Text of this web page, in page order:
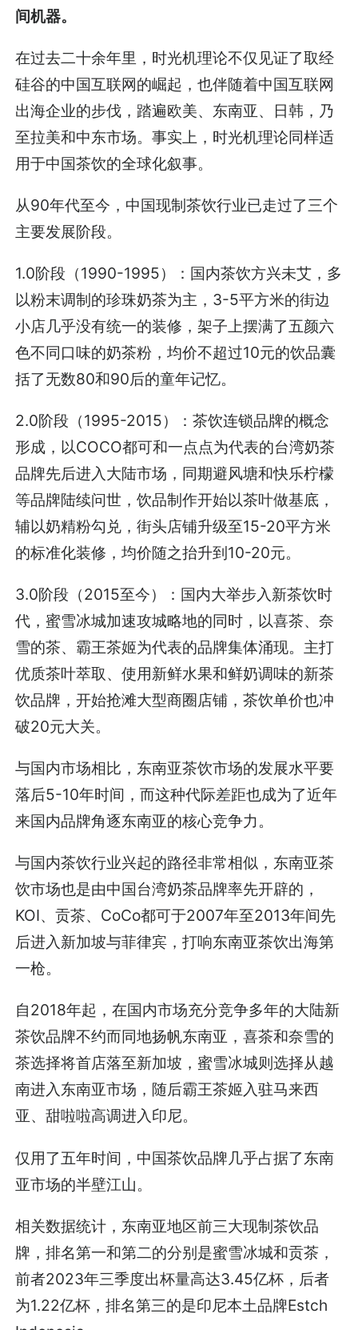
间机器。
在过去二十余年里，时光机理论不仅见证了取经
硅谷的中国互联网的崛起，也伴随着中国互联网
出海企业的步伐，踏遍欧美、东南亚、日韩，乃
至拉美和中东市场。事实上，时光机理论同样适
用于中国茶饮的全球化叙事。
从90年代至今，中国现制茶饮行业已走过了三个
主要发展阶段。
1.0阶段（1990-1995）：国内茶饮方兴未艾，多
以粉末调制的珍珠奶茶为主，3-5平方米的街边
小店几乎没有统一的装修，架子上摆满了五颜六
色不同口味的奶茶粉，均价不超过10元的饮品囊
括了无数80和90后的童年记忆。
2.0阶段（1995-2015）：茶饮连锁品牌的概念
形成，以COCO都可和一点点为代表的台湾奶茶
品牌先后进入大陆市场，同期避风塘和快乐柠檬
等品牌陆续问世，饮品制作开始以茶叶做基底，
辅以奶精粉勾兑，街头店铺升级至15-20平方米
的标准化装修，均价随之抬升到10-20元。
3.0阶段（2015至今）：国内大举步入新茶饮时
代，蜜雪冰城加速攻城略地的同时，以喜茶、奈
雪的茶、霸王茶姬为代表的品牌集体涌现。主打
优质茶叶萃取、使用新鲜水果和鲜奶调味的新茶
饮品牌，开始抢滩大型商圈店铺，茶饮单价也冲
破20元大关。
与国内市场相比，东南亚茶饮市场的发展水平要
落后5-10年时间，而这种代际差距也成为了近年
来国内品牌角逐东南亚的核心竞争力。
与国内茶饮行业兴起的路径非常相似，东南亚茶
饮市场也是由中国台湾奶茶品牌率先开辟的，
KOI、贡茶、CoCo都可于2007年至2013年间先
后进入新加坡与菲律宾，打响东南亚茶饮出海第
一枪。
自2018年起，在国内市场充分竞争多年的大陆新
茶饮品牌不约而同地扬帆东南亚，喜茶和奈雪的
茶选择将首店落至新加坡，蜜雪冰城则选择从越
南进入东南亚市场，随后霸王茶姬入驻马来西
亚、甜啦啦高调进入印尼。
仅用了五年时间，中国茶饮品牌几乎占据了东南
亚市场的半壁江山。
相关数据统计，东南亚地区前三大现制茶饮品
牌，排名第一和第二的分别是蜜雪冰城和贡茶，
前者2023年三季度出杯量高达3.45亿杯，后者
为1.22亿杯，排名第三的是印尼本土品牌Estch